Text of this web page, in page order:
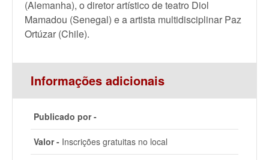
(Alemanha), o diretor artístico de teatro Diol
Mamadou (Senegal) e a artista multidisciplinar Paz
Ortúzar (Chile).
Informações adicionais
Publicado por -
Valor - Inscrições gratuitas no local